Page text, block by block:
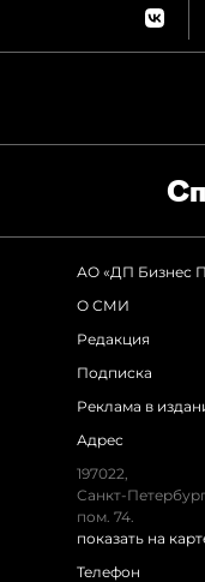
АО «ДП Бизнес
О СМИ
Редакция
Подписка
Реклама в
Адрес
197022,
Санкт-
пом. 74.
показать на
Телефон